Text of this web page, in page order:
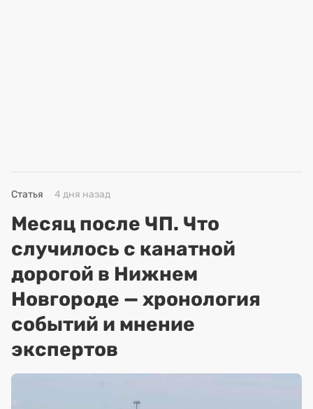
Статья 4 дня назад
Месяц после ЧП. Что
случилось с канатной
дорогой в Нижнем
Новгороде — хронология
событий и мнение
экспертов